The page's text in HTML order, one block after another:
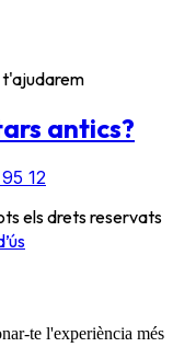
t'ajudarem
antics?
12
els drets reservats
te l'experiència més